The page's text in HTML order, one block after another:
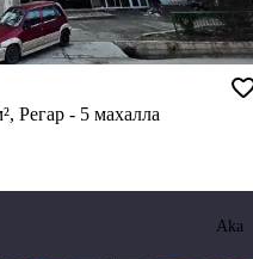
Регар - 5 махалла
Aka